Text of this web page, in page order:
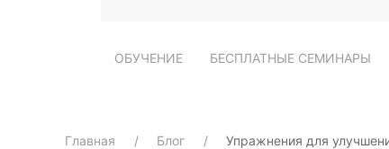
ОБУЧЕНИЕ БЕСПЛАТНЫЕ СЕМИНАРЫ
Главная Блог Упражнения для